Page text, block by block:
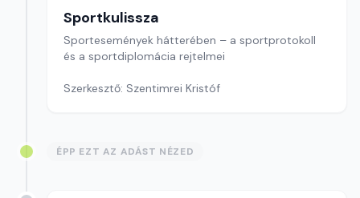
Sportkulissza
Sportesemények hátterében – a sportprotokoll
és a sportdiplomácia rejtelmei
Szerkesztő: Szentimrei Kristóf
ÉPP EZT AZ ADÁST NÉZED